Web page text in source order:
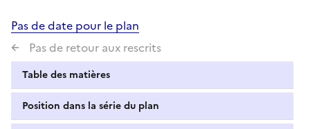
Pas de date pour le plan
Pas de retour aux rescrits
Table des matières
Position dans la série du plan